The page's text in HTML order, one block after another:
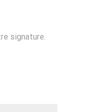
signature.